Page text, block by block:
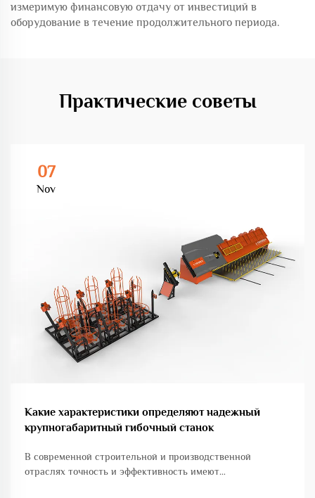
измеримую финансовую отдачу от инвестиций в
оборудование в течение продолжительного периода.
Практические советы
07
Nov
Какие характеристики определяют надежный
крупногабаритный гибочный станок
В современной строительной и производственной
отраслях точность и эффективность имеют